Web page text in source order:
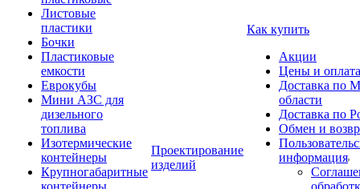
Листовые
пластики
Бочки
Пластиковые
емкости
Еврокубы
Мини АЗС для
дизельного
топлива
Изотермические
контейнеры
Крупногабаритные
контейнеры
Проектирование
изделий
Как купить
Акции
Цены и оплата
Доставка по
области
Доставка по
Обмен и
информация